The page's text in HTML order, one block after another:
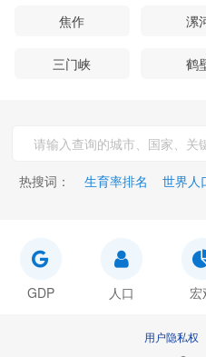
焦作 漯
三门峡 鹤
热搜词： 生育率排名 世界人
GDP 人口 宏
用户隐私权